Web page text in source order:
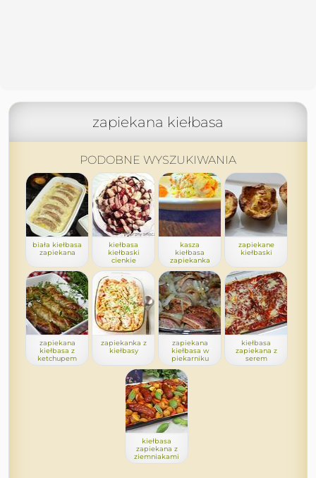
zapiekana kiełbasa
PODOBNE WYSZUKIWANIA
biała kiełbasa
zapiekana
kiełbasa
kiełbaski
cienkie
kasza
kiełbasa
zapiekanka
zapiekane
kiełbaski
zapiekana
kiełbasa z
ketchupem
zapiekanka z
kiełbasy
zapiekana
kiełbasa w
piekarniku
kiełbasa
zapiekana z
serem
kiełbasa
zapiekana z
ziemniakami